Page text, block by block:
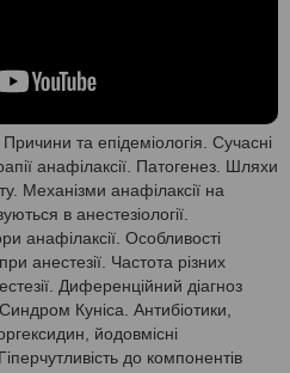
та епідеміологія. Сучасні
анафілаксії. Патогенез. Шляхи
Механізми анафілаксії на
в анестезіології.
анафілаксії. Особливості
анестезії. Частота різних
Диференційний діагноз
Куніса. Антибіотики,
йодовмісні
до компонентів